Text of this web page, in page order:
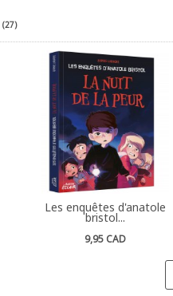
(27)
Les enquêtes d'anatole
bristol...
9,95 CAD